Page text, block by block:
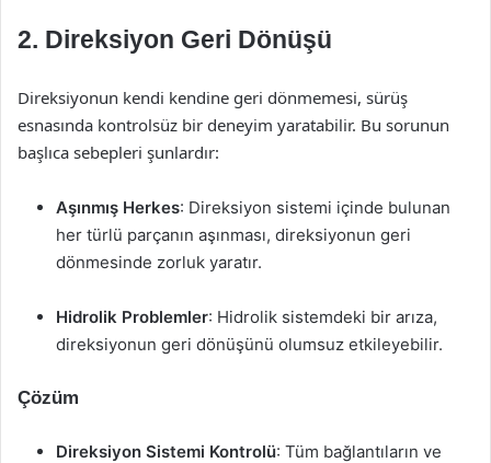
2. Direksiyon Geri Dönüşü
Direksiyonun kendi kendine geri dönmemesi, sürüş
esnasında kontrolsüz bir deneyim yaratabilir. Bu sorunun
başlıca sebepleri şunlardır:
Aşınmış Herkes: Direksiyon sistemi içinde bulunan
her türlü parçanın aşınması, direksiyonun geri
dönmesinde zorluk yaratır.
Hidrolik Problemler: Hidrolik sistemdeki bir arıza,
direksiyonun geri dönüşünü olumsuz etkileyebilir.
Çözüm
Direksiyon Sistemi Kontrolü: Tüm bağlantıların ve